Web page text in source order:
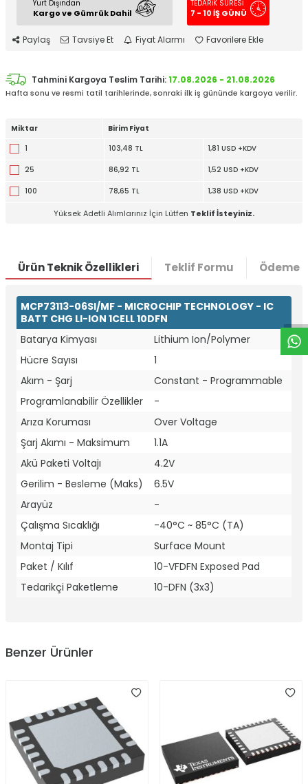
W
h
t
a
p
p
D
e
s
e
H
a
t
t
Yurt Dışından
Kargo ve Gümrük Dahil
TEDARİK SÜRESİ
7 - 10 İŞ GÜNÜ
Paylaş Tavsiye Et Fiyat Alarmı Favorilere Ekle
Tahmini Kargoya Teslim Tarihi:17.08.2026 - 21.08.2026
Hafta sonu ve resmi tatil tarihlerinde, sonraki ilk iş gününde kargoya verilir.
Miktar
Birim Fiyat
1
103,48 TL 1,81 USD +KDV
25 86,92 TL 1,52 USD +KDV
100 78,65 TL 1,38 USD +KDV
Yüksek Adetli Alımlarınız İçin Lütfen Teklif İsteyiniz.
Ürün Teknik Özellikleri Teklif Formu Ödeme
MCP73113-06SI/MF - MICROCHIP TECHNOLOGY - IC
BATT CHG LI-ION 1CELL 10DFN
Batarya Kimyası
Lithium Ion/Polymer
Hücre Sayısı
1
Akım - Şarj
Constant - Programmable
Programlanabilir Özellikler
-
Arıza Koruması
Over Voltage
Şarj Akımı - Maksimum
1.1A
Akü Paketi Voltajı
4.2V
Gerilim - Besleme (Maks)
6.5V
Arayüz
-
Çalışma Sıcaklığı
-40°C ~ 85°C (TA)
Montaj Tipi
Surface Mount
Paket / Kılıf
10-VFDFN Exposed Pad
Tedarikçi Paketleme
10-DFN (3x3)
Benzer Ürünler